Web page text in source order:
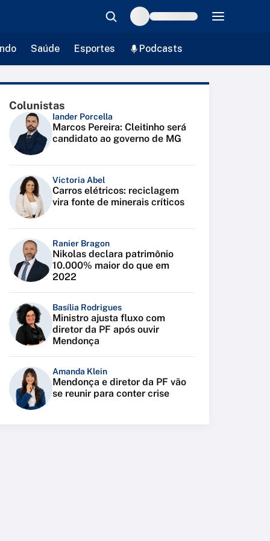
Saúde Esportes Podcasts
Colunistas
Iander Porcella
Marcos Pereira: Cleitinho será
candidato ao governo de MG
Victoria Abel
Carros elétricos: reciclagem
vira fonte de minerais críticos
Ranier Bragon
Nikolas declara patrimônio
10.000% maior do que em
2022
Basília Rodrigues
Ministro ajusta fluxo com
diretor da PF após ouvir
Mendonça
Amanda Klein
Mendonça e diretor da PF vão
se reunir para conter crise